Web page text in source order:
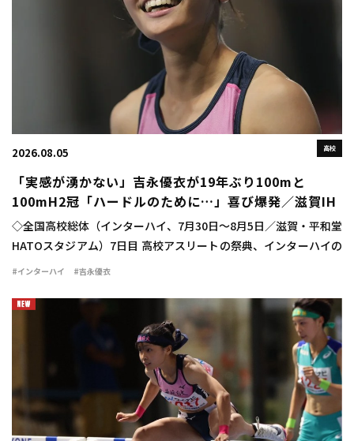
高校
2026.08.05
「実感が湧かない」吉永優衣が19年ぶり100mと
100mH2冠「ハードルのために…」喜び爆発／滋賀IH
◇全国高校総体（インターハイ、7月30日～8月5日／滋賀・平和堂
HATOスタジアム）7日目 高校アスリートの祭典、インターハイの
最終日に女子100mハードル決勝が行われ、吉永優衣（長崎日大
#インターハイ #吉永優衣